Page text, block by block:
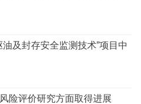
及封存安全监测技术”项目中
险评价研究方面取得进展